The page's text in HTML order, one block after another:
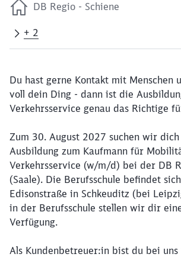
DB Regio - Schiene
+ 2
Du hast gerne Kontakt mit Menschen
voll dein Ding - dann ist die
Verkehrsservice genau das Richtige
Zum 30. August 2027 suchen wir
Ausbildung zum Kaufmann für
Verkehrsservice (w/m/d) bei der DB
(Saale). Die Berufsschule befindet
Edisonstraße in Schkeuditz (bei
in der Berufsschule stellen wir dir
Verfügung.
Als Kundenbetreuer:in bist du bei uns